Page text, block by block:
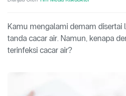
Kamu mengalami demam disertai
tanda cacar air. Namun, kenapa
terinfeksi cacar air?